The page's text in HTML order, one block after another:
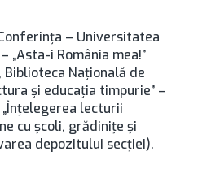
– Universitatea
„Asta-i România mea!”
Naţională de
şi educaţia timpurie” –
lecturii
cu şcoli, grădiniţe şi
depozitului secţiei).